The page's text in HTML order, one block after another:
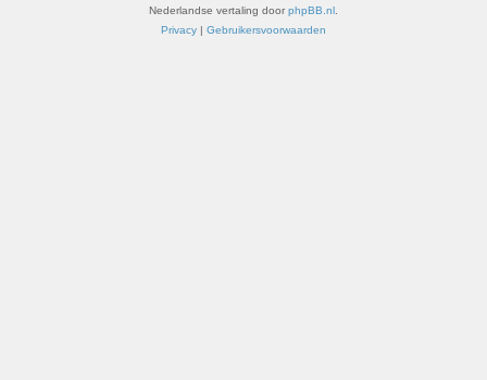
Nederlandse vertaling door phpBB.nl
Privacy | Gebruikersvoorwaarden